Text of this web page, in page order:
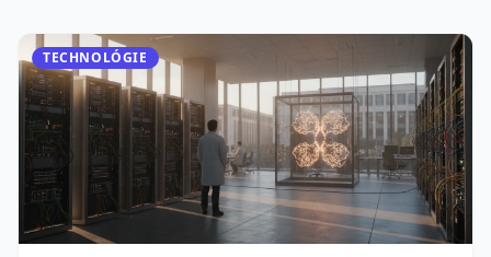
TECHNOLÓGIE